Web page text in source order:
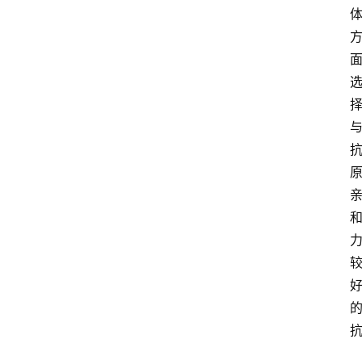
体
方
面
选
择
与
抗
原
亲
和
力
较
好
的
抗